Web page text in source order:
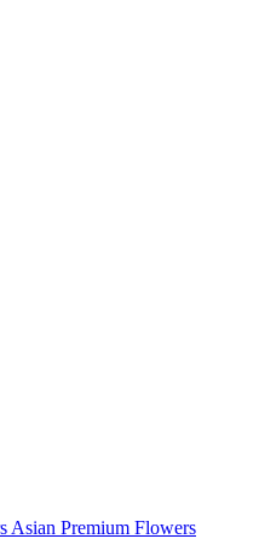
Asian Premium Flowers